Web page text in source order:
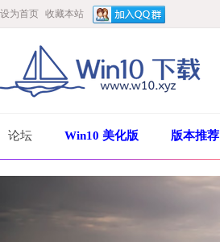
设为首页 收藏本站
论坛 Win10 美化版 版本推荐